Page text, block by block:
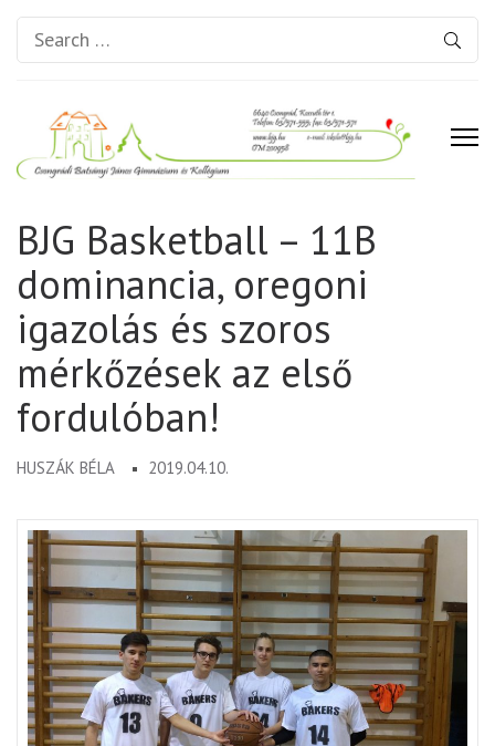
Search
for:
Gimnázium és Kollégium
BJG Basketball – 11B
dominancia, oregoni
igazolás és szoros
mérkőzések az első
fordulóban!
HUSZÁK BÉLA 2019.04.10.